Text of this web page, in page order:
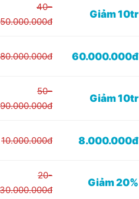
40–
50.000.000đ
Giảm 10tr
80.000.000đ 60.000.000đ
50–
90.000.000đ
Giảm 10tr
10.000.000đ 8.000.000đ
20-
30.000.000đ
Giảm 20%